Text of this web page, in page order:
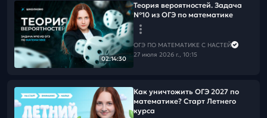
02:14:30
Теория вероятностей. Задача
№10 из ОГЭ по математике
ОГЭ ПО МАТЕМАТИКЕ С НАСТЕЙ
27 июля 2026 г., 10:15
Как уничтожить ОГЭ 2027 по
математике? Старт Летнего
курса